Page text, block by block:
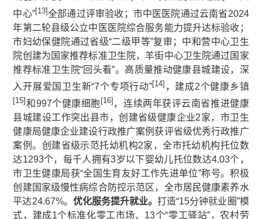
中心”[13]全部通过评审验收；市中医医院通过云南省2024
年第二轮县级公立中医医院综合服务能力提升达标验收；
市妇幼保健院通过省级“二级甲等”复审；中和营中心卫生
院创建为国家推荐标准卫生院，羊街中心卫生院通过国家
推荐标准卫生院“回头看”。高质量推动健康县城建设，深
入开展爱国卫生新“7个专项行动”[14] ，建成2个健康乡镇
[15] 和997个健康细胞 [16] ，连续两年获评云南省推进健康
县城建设工作突出县市，创建省级健康企业2家，市卫生
健康局健康企业建设行政推广案例获评省级优秀行政推广
案例。创建省级示范托幼机构2家，全市托幼机构托位数
达1293个，每千人拥有3岁以下婴幼儿托位数达4.03个，
市卫生健康局获“全国生育友好工作先进单位”称号。积极
创建国家级慢性病综合防控示范区，全市居民健康素养水
平达24.67%。 优化服务提升就业。打造“15分钟就业圈”模
式，建成1个标准化零工市场、13个“零工驿站”，农村劳